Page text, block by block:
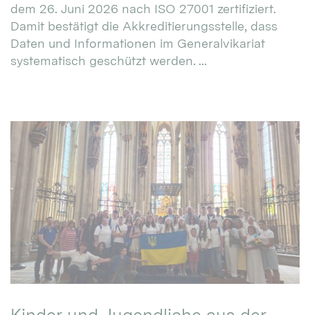
dem 26. Juni 2026 nach ISO 27001 zertifiziert.
Damit bestätigt die Akkreditierungsstelle, dass
Daten und Informationen im Generalvikariat
systematisch geschützt werden. ...